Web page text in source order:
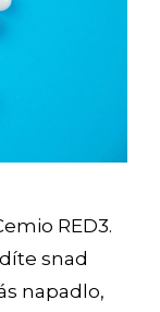
RED3.
snad
napadlo,